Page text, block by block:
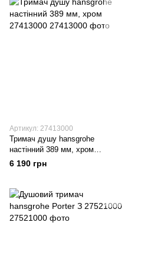
Артикул: 27413000
Тримач душу hansgrohe
настінний 389 мм, хром
27413000
6 190 грн